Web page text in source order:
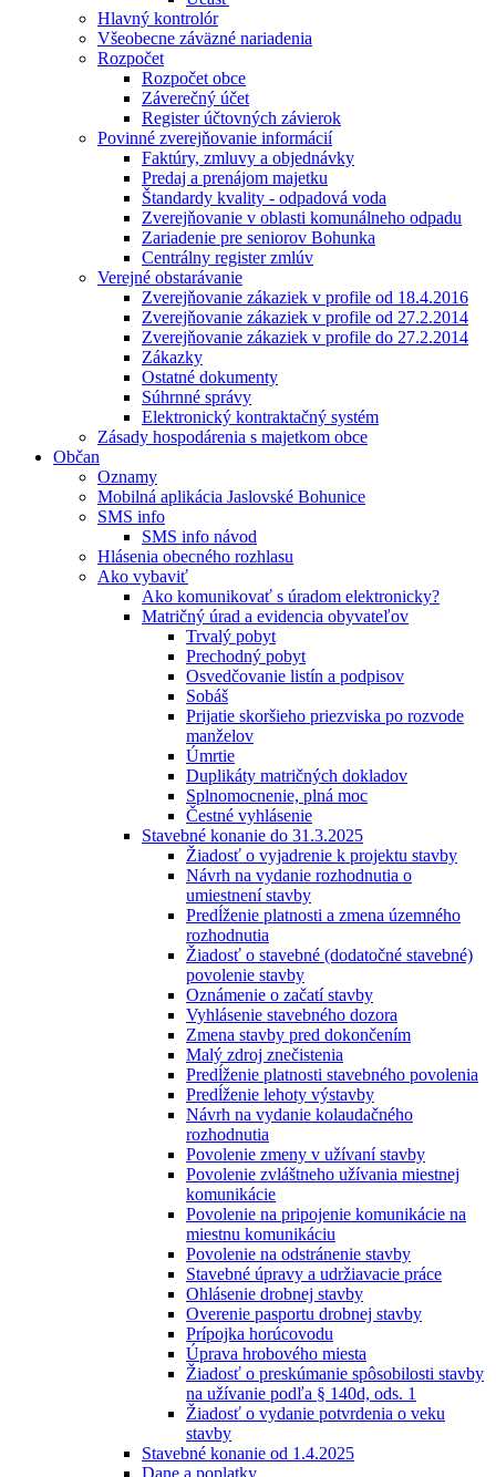
Hlavný kontrolór
Všeobecne záväzné nariadenia
Rozpočet
Rozpočet obce
Záverečný účet
Register účtovných závierok
Povinné zverejňovanie informácií
Faktúry, zmluvy a objednávky
Predaj a prenájom majetku
Štandardy kvality - odpadová voda
Zverejňovanie v oblasti komunálneho odpadu
Zariadenie pre seniorov Bohunka
Centrálny register zmlúv
Verejné obstarávanie
Zverejňovanie zákaziek v profile od 18.4.2016
Zverejňovanie zákaziek v profile od 27.2.2014
Zverejňovanie zákaziek v profile do 27.2.2014
Zákazky
Ostatné dokumenty
Súhrnné správy
Elektronický kontraktačný systém
Zásady hospodárenia s majetkom obce
Občan
Oznamy
Mobilná aplikácia Jaslovské Bohunice
SMS info
SMS info návod
Hlásenia obecného rozhlasu
Ako vybaviť
Ako komunikovať s úradom elektronicky?
Matričný úrad a evidencia obyvateľov
Trvalý pobyt
Prechodný pobyt
Osvedčovanie listín a podpisov
Sobáš
Prijatie skoršieho priezviska po rozvode
manželov
Úmrtie
Duplikáty matričných dokladov
Splnomocnenie, plná moc
Čestné vyhlásenie
Stavebné konanie do 31.3.2025
Žiadosť o vyjadrenie k projektu stavby
Návrh na vydanie rozhodnutia o
umiestnení stavby
Predĺženie platnosti a zmena územného
rozhodnutia
Žiadosť o stavebné (dodatočné stavebné)
povolenie stavby
Oznámenie o začatí stavby
Vyhlásenie stavebného dozora
Zmena stavby pred dokončením
Malý zdroj znečistenia
Predĺženie platnosti stavebného povolenia
Predĺženie lehoty výstavby
Návrh na vydanie kolaudačného
rozhodnutia
Povolenie zmeny v užívaní stavby
Povolenie zvláštneho užívania miestnej
komunikácie
Povolenie na pripojenie komunikácie na
miestnu komunikáciu
Povolenie na odstránenie stavby
Stavebné úpravy a udržiavacie práce
Ohlásenie drobnej stavby
Overenie pasportu drobnej stavby
Prípojka horúcovodu
Úprava hrobového miesta
Žiadosť o preskúmanie spôsobilosti stavby
na užívanie podľa § 140d, ods. 1
Žiadosť o vydanie potvrdenia o veku
stavby
Stavebné konanie od 1.4.2025
Dane a poplatky